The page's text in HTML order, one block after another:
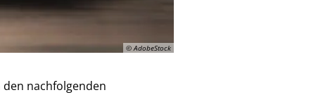
© AdobeStock
nachfolgenden